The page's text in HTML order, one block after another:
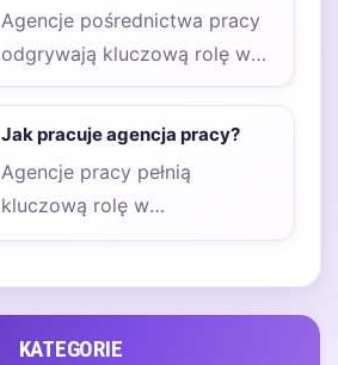
Agencje pośrednictwa pracy
odgrywają kluczową rolę w
procesie łączenia
pracowników z
celem…
Jak pracuje agencja pracy?
Agencje pracy pełnią
kluczową rolę w
pośrednictwie między
Ich podstawowym…
KATEGORIE